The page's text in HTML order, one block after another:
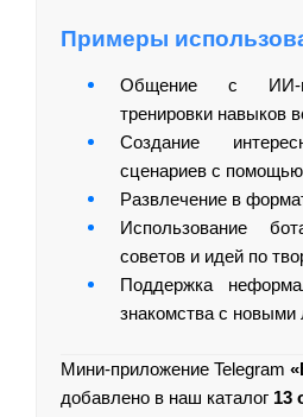
Примеры
Общение с ИИ-
тренировки навыков
Создание
сценариев с
Развлечение в
Использование
советов и идей по
Поддержка
знакомства с
Мини-приложение Telegram
добавлено в наш каталог 13